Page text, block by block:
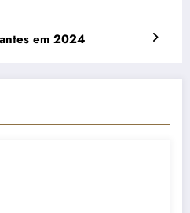
em 2024